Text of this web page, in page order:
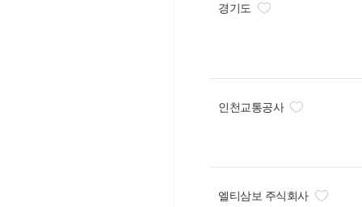
경기도
인천교통공사
엘티삼보 주식회사